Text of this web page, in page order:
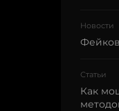
Новости
Статьи
Как